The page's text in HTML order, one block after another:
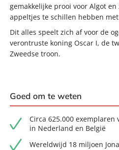
gemakkelijke prooi voor Algot
appeltjes te schillen hebben
Dit alles speelt zich af voor de
verontruste koning Oscar I, de
Zweedse troon.
Goed om te weten
Circa 625.000
in Nederland en België
Wereldwijd 18 miljoen